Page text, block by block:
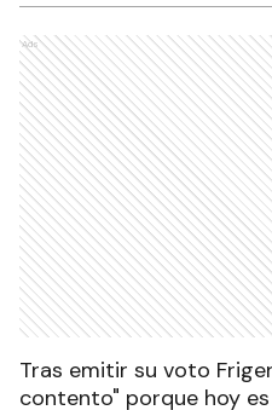
Ads
Tras emitir su voto
contento" porque hoy